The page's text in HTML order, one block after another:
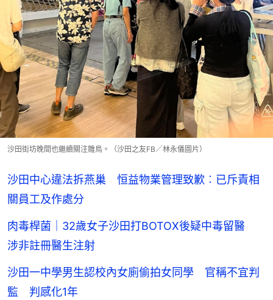
沙田街坊晚間也繼續關注雛鳥。（沙田之友FB／林永儀圖片）
沙田中心違法拆燕巢 恒益物業管理致歉︰已斥責相
關員工及作處分
肉毒桿菌｜32歲女子沙田打BOTOX後疑中毒留醫
涉非註冊醫生注射
沙田一中學男生認校內女廁偷拍女同學 官稱不宜判
監 判感化1年